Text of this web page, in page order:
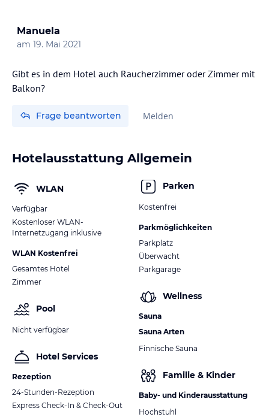
Manuela
am 19. Mai 2021
Gibt es in dem Hotel auch Raucherzimmer oder Zimmer mit
Balkon?
Frage beantworten Melden
Hotelausstattung Allgemein
WLAN
Verfügbar
Kostenloser WLAN-
Internetzugang inklusive
WLAN Kostenfrei
Gesamtes Hotel
Zimmer
Pool
Nicht verfügbar
Hotel Services
Rezeption
24-Stunden-Rezeption
Express Check-In & Check-Out
Parken
Kostenfrei
Parkmöglichkeiten
Parkplatz
Überwacht
Parkgarage
Wellness
Sauna
Sauna Arten
Finnische Sauna
Familie & Kinder
Baby- und Kinderausstattung
Hochstuhl